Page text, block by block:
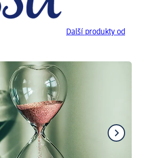
Další produkty od